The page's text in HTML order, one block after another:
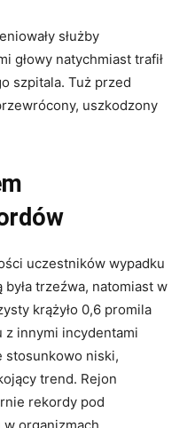
służby
głowy natychmiast trafił
szpitala. Tuż przed
uszkodzony
uczestników wypadku
była trzeźwa, natomiast w
krążyło 0,6 promila
z innymi incydentami
stosunkowo niski,
trend. Rejon
rekordy pod